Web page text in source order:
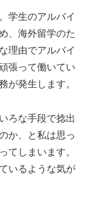
学生のアルバイ
、海外留学のた
理由でアルバイ
張って働いてい
が発生します。
ろな手段で捻出
か、と私は思っ
てしまいます。
いるような気が